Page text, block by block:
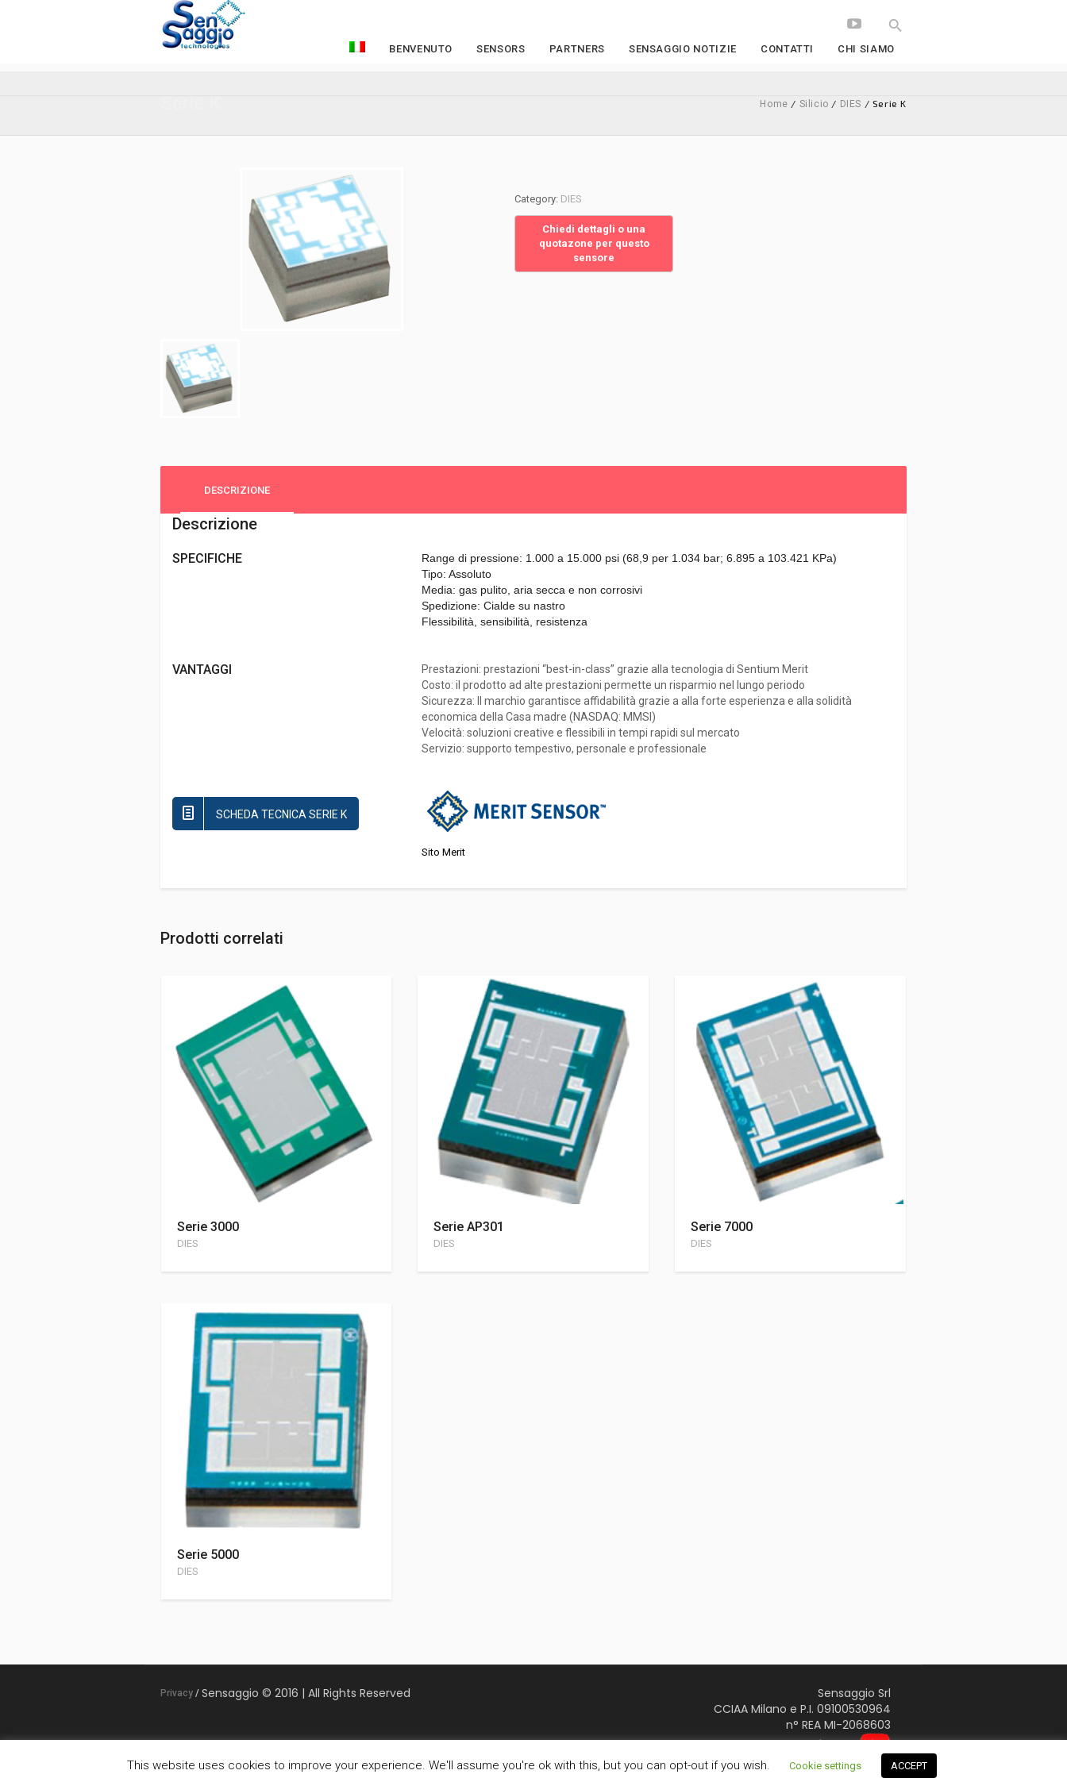
BENVENUTO SENSORS PARTNERS SENSAGGIO NOTIZIE CONTATTI CHI SIAMO
Home / Silicio / DIES / Serie K
Category: DIES
DESCRIZIONE
Descrizione
SPECIFICHE
Range di pressione: 1.000 a 15.000 psi (68,9 per 1.034 bar; 6.895 a 103.421 KPa)
Tipo: Assoluto
Media: gas pulito, aria secca e non corrosivi
Spedizione: Cialde su nastro
Flessibilità, sensibilità, resistenza
VANTAGGI
Prestazioni: prestazioni “best-in-class” grazie alla tecnologia di Sentium Merit
Costo: il prodotto ad alte prestazioni permette un risparmio nel lungo periodo
Sicurezza: Il marchio garantisce affidabilità grazie a alla forte esperienza e alla solidità
economica della Casa madre (NASDAQ: MMSI)
Velocità: soluzioni creative e flessibili in tempi rapidi sul mercato
Servizio: supporto tempestivo, personale e professionale
SCHEDA TECNICA SERIE K
Sito Merit
Prodotti correlati
Serie 3000
DIES
Serie AP301
DIES
Serie 7000
DIES
Serie 5000
DIES
Sensaggio Srl
CCIAA Milano e P.I. 09100530964
n° REA MI-2068603
Youtube Page
Privacy / Sensaggio © 2016 | All Rights Reserved
This website uses cookies to improve your experience. We'll assume you're ok with this, but you can opt-out if you wish. Cookie settings ACCEPT